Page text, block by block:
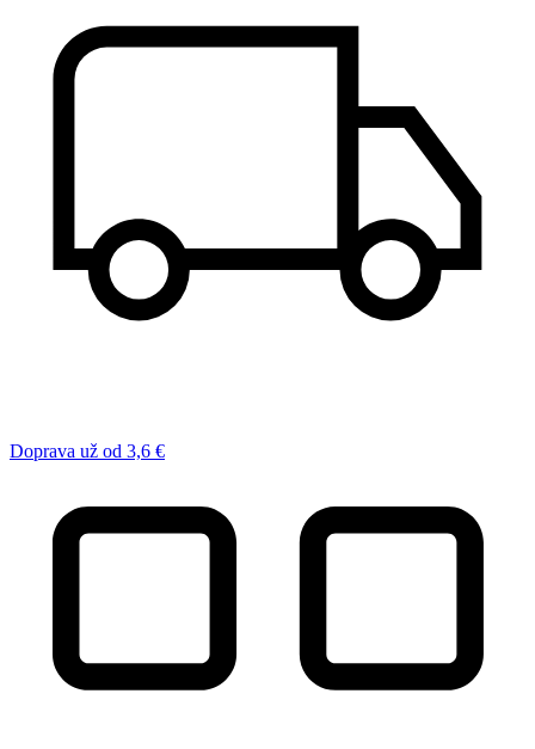
Doprava už od 3,6 €